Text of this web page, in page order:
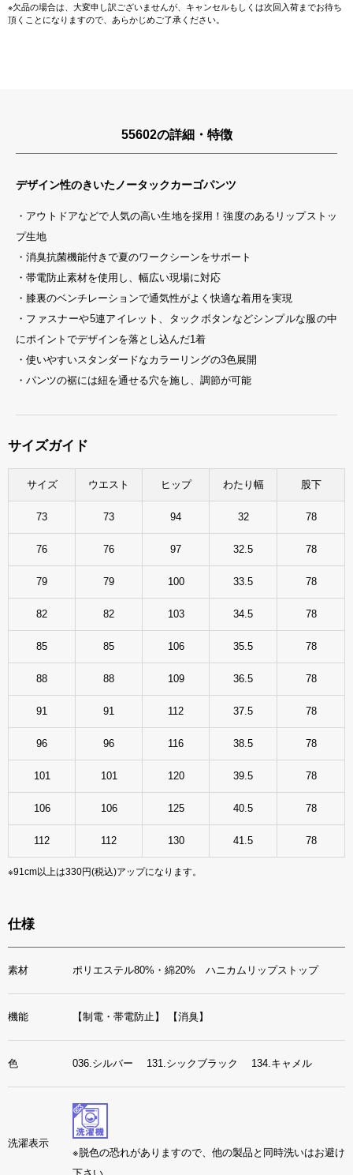
※欠品の場合は、大変申し訳ございませんが、キャンセルもしくは次回入荷までお待ち
頂くことになりますので、あらかじめご了承ください。
55602の詳細・特徴
デザイン性のきいたノータックカーゴパンツ
・アウトドアなどで人気の高い生地を採用！強度のあるリップストッ
プ生地
・消臭抗菌機能付きで夏のワークシーンをサポート
・帯電防止素材を使用し、幅広い現場に対応
・膝裏のベンチレーションで通気性がよく快適な着用を実現
・ファスナーや5連アイレット、タックボタンなどシンプルな服の中
にポイントでデザインを落とし込んだ1着
・使いやすいスタンダードなカラーリングの3色展開
・パンツの裾には紐を通せる穴を施し、調節が可能
サイズガイド
サイズ ウエスト ヒップ わたり幅 股下
73 73 94 32 78
76 76 97 32.5 78
79 79 100 33.5 78
82 82 103 34.5 78
85 85 106 35.5 78
88 88 109 36.5 78
91 91 112 37.5 78
96 96 116 38.5 78
101 101 120 39.5 78
106 106 125 40.5 78
112 112 130 41.5 78
※91cm以上は330円(税込)アップになります。
仕様
素材 ポリエステル80%・綿20% ハニカムリップストップ
機能 【制電・帯電防止】 【消臭】
色 036.シルバー 131.シックブラック 134.キャメル
洗濯表示
※脱色の恐れがありますので、他の製品と同時洗いはお避け